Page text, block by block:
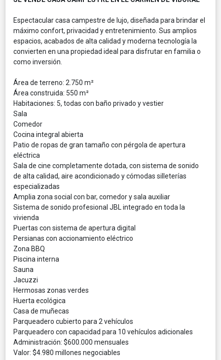
Espectacular casa campestre de lujo, diseñada para brindar el
máximo confort, privacidad y entretenimiento. Sus amplios
espacios, acabados de alta calidad y moderna tecnología la
convierten en una propiedad ideal para disfrutar en familia o
como inversión.
Área de terreno: 2.750 m²
Área construida: 550 m²
Habitaciones: 5, todas con baño privado y vestier
Sala
Comedor
Cocina integral abierta
Patio de ropas de gran tamaño con pérgola de apertura
eléctrica
Sala de cine completamente dotada, con sistema de sonido
de alta calidad, aire acondicionado y cómodas silleterías
especializadas
Amplia zona social con bar, comedor y sala auxiliar
Sistema de sonido profesional JBL integrado en toda la
vivienda
Puertas con sistema de apertura digital
Persianas con accionamiento eléctrico
Zona BBQ
Piscina interna
Sauna
Jacuzzi
Hermosas zonas verdes
Huerta ecológica
Casa de muñecas
Parqueadero cubierto para 2 vehículos
Parqueadero con capacidad para 10 vehículos adicionales
Administración: $600.000 mensuales
Valor: $4.980 millones negociables